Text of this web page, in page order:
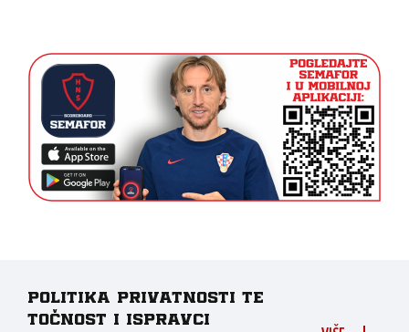
Politika privatnosti te
točnost i ispravci